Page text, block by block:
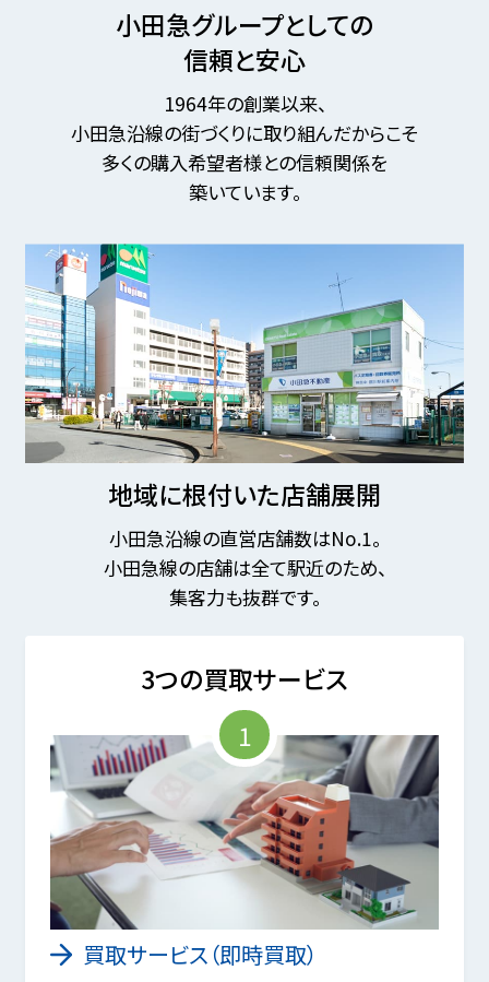
小田急グループとしての
信頼と安心
1964年の創業以来、
小田急沿線の街づくりに取り組んだからこそ
多くの購入希望者様との信頼関係を
築いています。
地域に根付いた店舗展開
小田急沿線の直営店舗数はNo.1。
小田急線の店舗は全て駅近のため、
集客力も抜群です。
3つの買取サービス
1
買取サービス（即時買取）